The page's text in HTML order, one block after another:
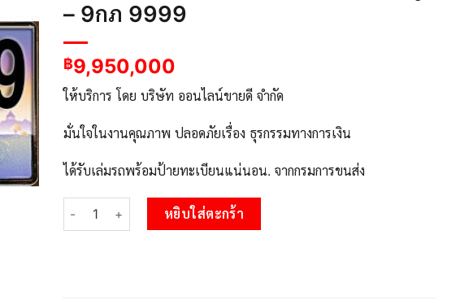
– 9กภ 9999
฿9,950,000
ให้บริการ โดย บริษัท ออนไลน์ขายดี จำกัด
มั่นใจในงานคุณภาพ ปลอดภัยเรื่อง ธุรกรรมทางการเงิน
ได้รับเล่มรถพร้อมป้ายทะเบียนแน่นอน. จากกรมการขนส่ง
จำนวน 15.Okdee ทะเบียนรถ 9999 เลขประมูล - 9กภ 9999 ชิ้น
หยิบใส่ตะกร้า